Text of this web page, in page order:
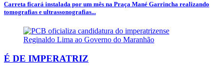
Carreta ficará instalada por um mês na Praça Mané Garrincha realizando
tomografias e ultrassonografias...
É DE IMPERATRIZ